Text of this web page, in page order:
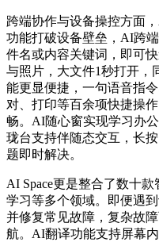
跨端协作与设备操控方面
功能打破设备壁垒，AI跨
件名或内容关键词，即可
与照片，大文件1秒打开，
能更显便捷，一句语音指
对、打印等百余项快捷操
畅。AI随心窗实现学习办
珑台支持伴随态交互，长
题即时解决。
AI Space更是整合了数十
学习等多个领域。即便遇
并修复常见故障，复杂故
航。AI翻译功能支持屏幕